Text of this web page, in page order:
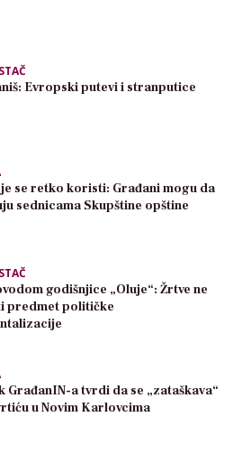
Evropski putevi i stranputice
se retko koristi: Građani mogu da
sednicama Skupštine opštine
godišnjice „Oluje“: Žrtve ne
predmet političke
GrađanIN-a tvrdi da se „zataškava“
u Novim Karlovcima